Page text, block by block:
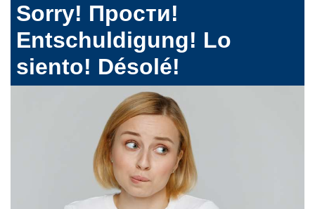
Sorry! Прости!
Entschuldigung! Lo
siento! Désolé!